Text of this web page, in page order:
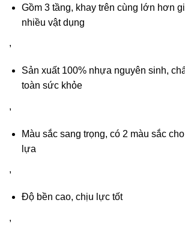
Gồm 3 tầng, khay trên cùng lớn hơn
nhiều vật dụng
,
Sản xuất 100% nhựa nguyên sinh,
toàn sức khỏe
,
Màu sắc sang trọng, có 2 màu sắc
lựa
,
Độ bền cao, chịu lực tốt
,